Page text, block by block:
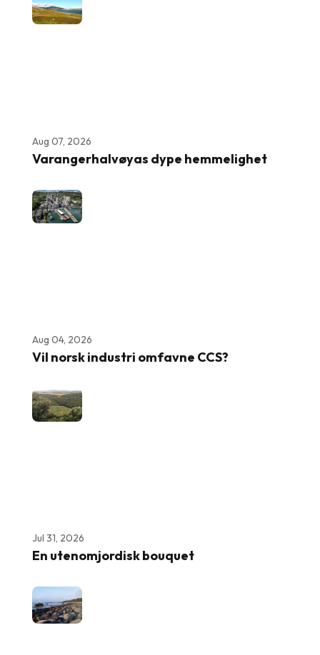
Aug 07, 2026
Varangerhalvøyas dype hemmelighet
Aug 04, 2026
Vil norsk industri omfavne CCS?
Jul 31, 2026
En utenomjordisk bouquet